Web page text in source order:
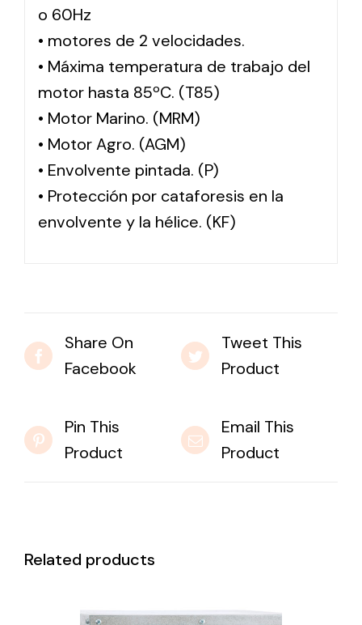
o 60Hz
• motores de 2 velocidades.
• Máxima temperatura de trabajo del
motor hasta 85ºC. (T85)
• Motor Marino. (MRM)
• Motor Agro. (AGM)
• Envolvente pintada. (P)
• Protección por cataforesis en la
envolvente y la hélice. (KF)
Share On
Facebook
Tweet This
Product
Pin This
Product
Email This
Product
Related products